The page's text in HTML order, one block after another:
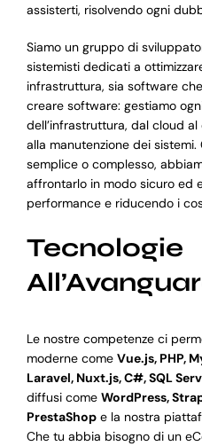
assisterti, risolvendo ogni
Siamo un gruppo di
sistemisti dedicati a
infrastruttura, sia software
creare software: gestiamo
dell’infrastruttura, dal cloud
alla manutenzione dei
semplice o complesso,
affrontarlo in modo sicuro ed
performance e riducendo i
Tecnologie
Le nostre competenze ci
moderne come Vue.js, PHP,
Laravel, Nuxt.js, C#, SQL
diffusi come WordPress,
PrestaShope la nostra
Che tu abbia bisogno di un